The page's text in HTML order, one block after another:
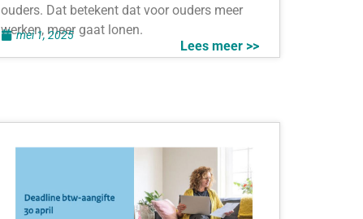
ouders. Dat betekent dat voor ouders meer
werken, meer gaat lonen.
Lees meer >>
mei 1, 2025